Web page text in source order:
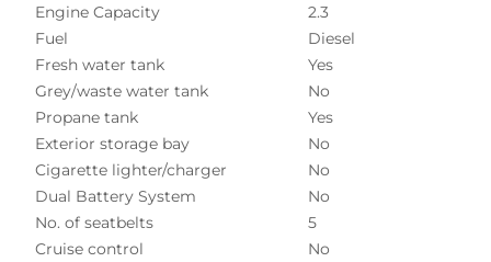
Engine Capacity
2.3
Fuel
Diesel
Fresh water tank
Yes
Grey/waste water tank
No
Propane tank
Yes
Exterior storage bay
No
Cigarette lighter/charger
No
Dual Battery System
No
No. of seatbelts
5
Cruise control
No